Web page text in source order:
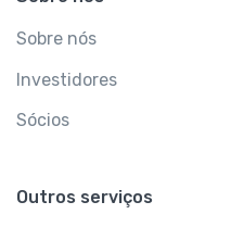
Sobre nós
Investidores
Sócios
Outros serviços